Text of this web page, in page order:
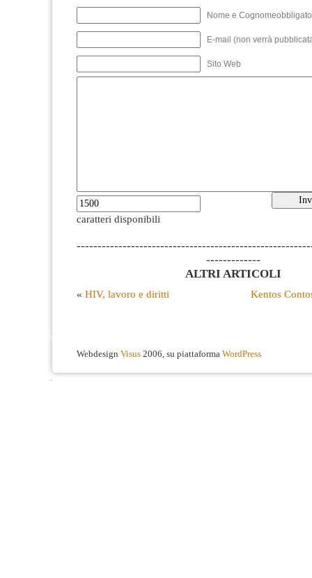
Nome e
E-mail (non verrà
Sito Web
caratteri disponibili
-------------
ALTRI ARTICOLI
« HIV, lavoro e diritti Kentos
Webdesign Visus 2006, su piattaforma WordPress